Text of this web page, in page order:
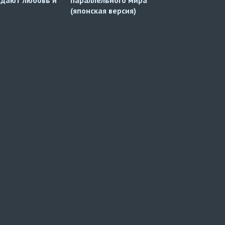
(японская версия)